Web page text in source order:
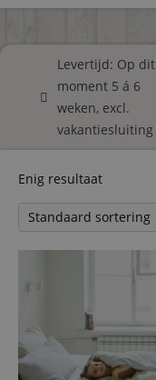
Levertijd: Op dit
moment 5 á 6
weken, excl.
vakantiesluiting
Enig resultaat